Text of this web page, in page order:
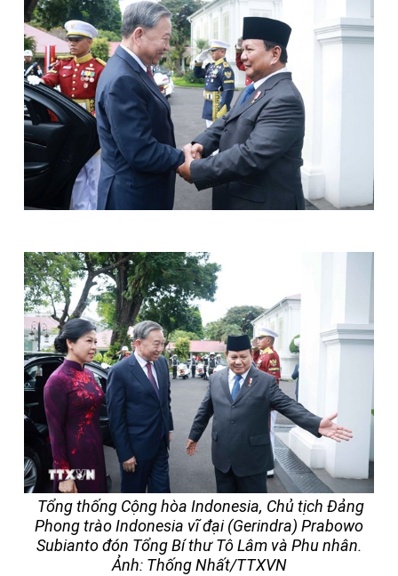
Tổng thống Cộng hòa Indonesia, Chủ tịch Đảng
Phong trào Indonesia vĩ đại (Gerindra) Prabowo
Subianto đón Tổng Bí thư Tô Lâm và Phu nhân.
Ảnh: Thống Nhất/TTXVN